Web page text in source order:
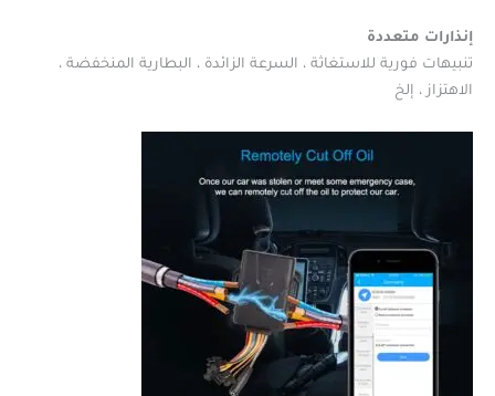
إنذارات متعددة
تنبيهات فورية للاستغاثة ، السرعة الزائدة ، البطارية المنخفضة ،
الاهتزاز ، إلخ